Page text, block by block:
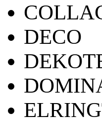
DECO